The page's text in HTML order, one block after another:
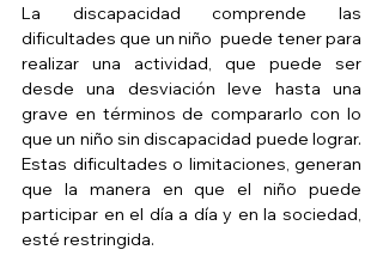
La discapacidad comprende las
dificultades que un niño  puede tener para
realizar una actividad, que puede ser
desde una desviación leve hasta una
grave en términos de compararlo con lo
que un niño sin discapacidad puede lograr.
Estas dificultades o limitaciones, generan
que la manera en que el niño puede
participar en el día a día y en la sociedad,
esté restringida.